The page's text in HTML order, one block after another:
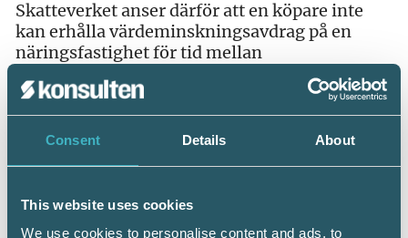
Consent Details About
This website uses cookies
We use cookies to personalise content and ads, to
Skatteverket anser därför att en köpare inte
kan erhålla värdeminskningsavdrag på en
näringsfastighet för tid mellan
köpekontraktets undertecknande och
äganderättsövergången enligt kontraktet.
Exempel
Köpekontrakt avseende en näringsfastighet
kontraktet finns en äganderättsklausul där
man kommit överens om att äganderätten